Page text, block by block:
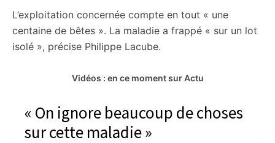
L’exploitation concernée compte en tout « une
centaine de bêtes ». La maladie a frappé « sur un lot
isolé », précise Philippe Lacube.
Vidéos : en ce moment sur Actu
« On ignore beaucoup de choses
sur cette maladie »